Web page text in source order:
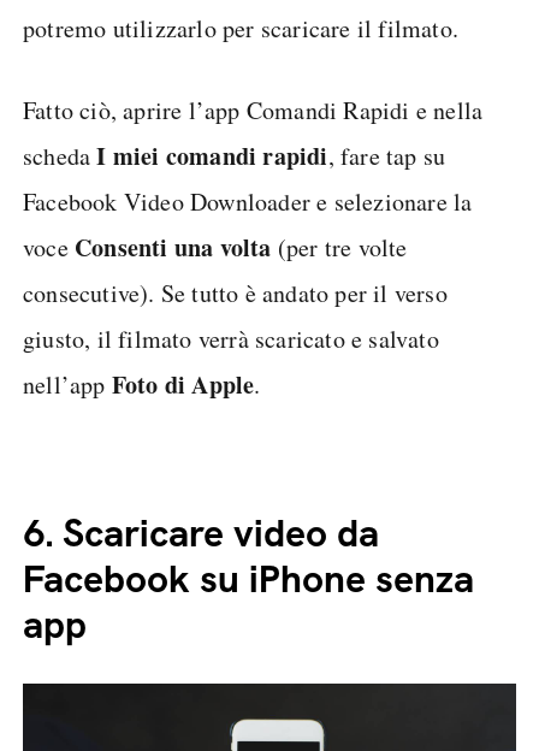
potremo utilizzarlo per scaricare il filmato.
Fatto ciò, aprire l’app Comandi Rapidi e nella
schedaI miei comandi rapidi, fare tap su
Facebook Video Downloader e selezionare la
voceConsenti una volta (per tre volte
consecutive). Se tutto è andato per il verso
giusto, il filmato verrà scaricato e salvato
nell’app Foto di Apple.
6. Scaricare video da
Facebook su iPhone senza
app